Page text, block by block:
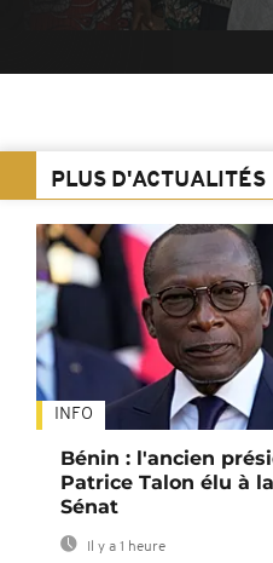
PLUS D'ACTUALITÉS
INFO
Bénin : l'ancien
Patrice Talon élu à
Sénat
Il y a 1 heure